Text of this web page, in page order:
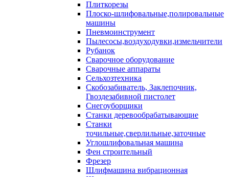
Плиткорезы
Плоско-шлифовальные,полировальные
машины
Пневмоинструмент
Пылесосы,воздуходувки,измельчители
Рубанок
Сварочное оборудование
Сварочные аппараты
Сельхозтехника
Скобозабиватель, Заклепочник,
Гвоздезабивной пистолет
Снегоуборщики
Станки деревообрабатывающие
Станки
точильные,сверлильные,заточные
Углошлифовальная машина
Фен строительный
Фрезер
Шлифмашина вибрационная